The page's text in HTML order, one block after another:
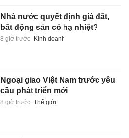
Nhà nước quyết định giá đất,
bất động sản có hạ nhiệt?
8 giờ trước Kinh doanh
Ngoại giao Việt Nam trước yêu
cầu phát triển mới
8 giờ trước Thế giới